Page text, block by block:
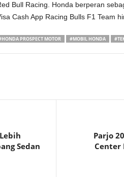
Bull Racing. Honda berperan
Cash App Racing Bulls F1 Team
PROSPECT MOTOR #MOBIL HONDA
Sedan
Parjo
Center